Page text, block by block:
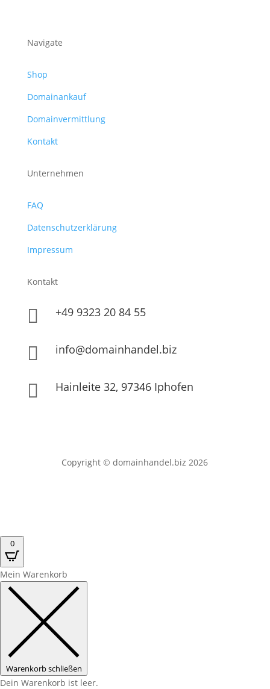
Navigate
Shop
Domainankauf
Domainvermittlung
Kontakt
Unternehmen
FAQ
Datenschutzerklärung
Impressum
Kontakt
 +49 9323 20 84 55
 info@domainhandel.biz
 Hainleite 32, 97346 Iphofen
Copyright © domainhandel.biz 2026
0
Mein Warenkorb
Warenkorb schließen
Dein Warenkorb ist leer.